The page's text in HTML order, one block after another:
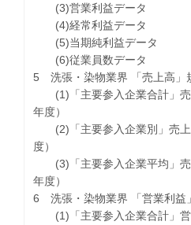
(3)営業利益データ
(4)経常利益データ
(5)当期純利益データ
(6)従業員数データ
5 洗張・染物業界 「売上高」
(1)「主要参入企業合計」売
年度）
(2)「主要参入企業別」売上
度）
(3)「主要参入企業平均」売
年度）
6 洗張・染物業界 「営業利益
(1)「主要参入企業合計」営